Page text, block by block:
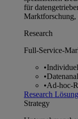
für
Marktforschung,
Research
Full-Service-
•
•
•Ad-hoc-
Research
Strategy